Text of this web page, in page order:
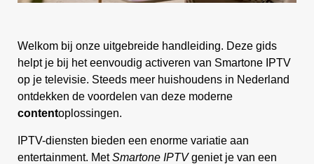
Welkom bij onze uitgebreide handleiding. Deze gids
helpt je bij het eenvoudig activeren van Smartone IPTV
op je televisie. Steeds meer huishoudens in Nederland
ontdekken de voordelen van deze moderne
contentoplossingen.
IPTV-diensten bieden een enorme variatie aan
entertainment. MetSmartone IPTVgeniet je van een